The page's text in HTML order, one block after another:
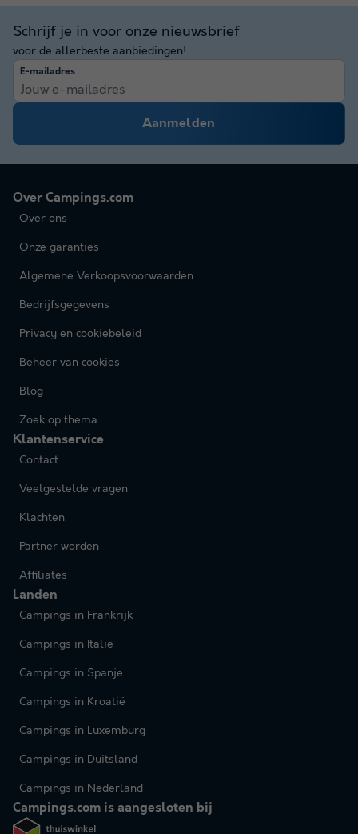
Schrijf je in voor onze nieuwsbrief
voor de allerbeste aanbiedingen!
E-mailadres
Aanmelden
Over Campings.com
Over ons
Onze garanties
Algemene Verkoopsvoorwaarden
Bedrijfsgegevens
Privacy en cookiebeleid
Beheer van cookies
Blog
Zoek op thema
Klantenservice
Contact
Veelgestelde vragen
Klachten
Partner worden
Affiliates
Landen
Campings in Frankrijk
Campings in Italië
Campings in Spanje
Campings in Kroatië
Campings in Luxemburg
Campings in Duitsland
Campings in Nederland
Campings.com is aangesloten bij